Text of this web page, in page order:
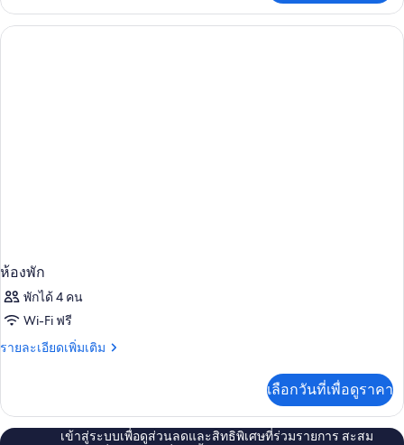
เกี่ยว
กับ
DOUBLE
ห้องพัก
พักได้ 4 คน
Wi-Fi ฟรี
รายละเอียดเพิ่มเติม
ราย
เกี่ยว
กับ
เลือกวันที่เพื่อดูราคา
เข้าสู่ระบบเพื่อดูส่วนลดและสิทธิพิเศษที่ร่วมรายการ สะสม